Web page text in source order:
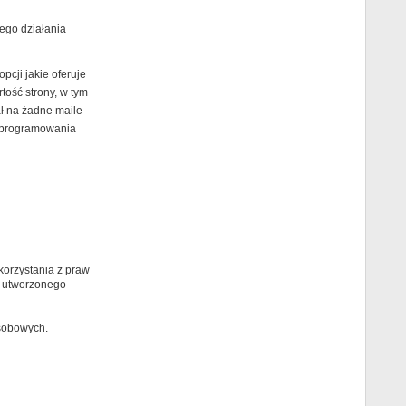
działania
jakie oferuje
strony, w tym
na żadne maile
z praw